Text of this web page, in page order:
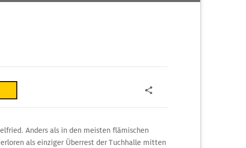
Anders als in den meisten flämischen
als einziger Überrest der Tuchhalle mitten